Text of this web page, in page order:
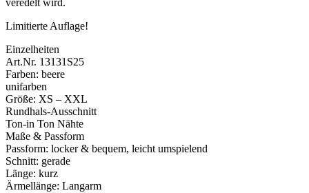
veredelt wird.
Limitierte Auflage!
Einzelheiten
Art.Nr. 13131S25
Farben: beere
unifarben
Größe: XS – XXL
Rundhals-Ausschnitt
Ton-in Ton Nähte
Maße & Passform
Passform: locker & bequem, leicht umspielend
Schnitt: gerade
Länge: kurz
Ärmellänge: Langarm